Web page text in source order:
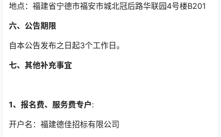
地点：福建省宁德市福安市城北冠后路华联园4号楼B201
六、公告期限
自本公告发布之日起3个工作日。
七、其他补充事宜
1、报名费、服务费专户:
开户名：福建德佳招标有限公司